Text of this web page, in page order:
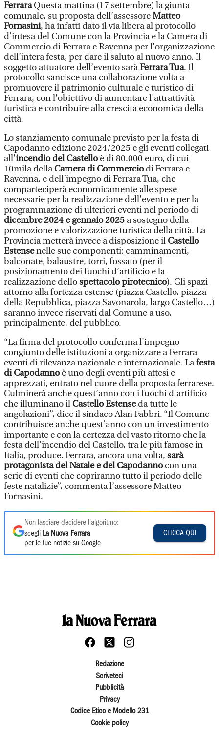
FerraraQuesta mattina (17 settembre) la giunta
comunale, su proposta dell’assessoreMatteo
Fornasini, ha infatti dato il via libera al protocollo
d’intesa del Comune con la Provincia e la Camera di
Commercio di Ferrara e Ravenna per l’organizzazione
dell’intera festa, per dare il saluto al nuovo anno. Il
soggetto attuatore dell’evento saràFerrara Tua. Il
protocollo sancisce una collaborazione volta a
promuovere il patrimonio culturale e turistico di
Ferrara, con l'obiettivo di aumentare l'attrattività
turistica e contribuire alla crescita economica della
città.
Lo stanziamento comunale previsto per la festa di
Capodanno edizione 2024/2025 e gli eventi collegati
all'incendio del Castelloè di 80.000 euro, di cui
10mila dellaCamera di Commerciodi Ferrara e
Ravenna, e dell’impegno di Ferrara Tua, che
comparteciperà economicamente alle spese
necessarie per la realizzazione dell'evento e per la
programmazione di ulteriori eventi nel periodo di
dicembre 2024 e gennaio 2025 a sostegno della
promozione e valorizzazione turistica della città. La
Provincia metterà invece a disposizione il Castello
Estensenelle sue componenti: camminamenti,
balconate, balaustre, torri, fossato (per il
posizionamento dei fuochi d’artificio e la
realizzazione dellospettacolo pirotecnico). Gli spazi
attorno alla fortezza estense (piazza Castello, piazza
della Repubblica, piazza Savonarola, largo Castello…)
saranno invece riservati dal Comune a uso,
principalmente, del pubblico.
“La firma del protocollo conferma l'impegno
congiunto delle istituzioni a organizzare a Ferrara
eventi di rilevanza nazionale e internazionale. Lafesta
di Capodannoè uno degli eventi più attesi e
apprezzati, entrato nel cuore della proposta ferrarese.
Culminerà anche quest’anno con i fuochi d'artificio
che illuminano il Castello Estenseda tutte le
angolazioni”, dice il sindaco Alan Fabbri. “Il Comune
contribuisce anche quest’anno con un investimento
importante e con la certezza del vasto ritorno che la
festa dell’incendio del Castello, tra le più famose in
Italia, produce. Ferrara, ancora una volta, sarà
protagonista del Natale e del Capodannocon una
serie di eventi che copriranno tutto il periodo delle
feste natalizie”, commenta l’assessore Matteo
Fornasini.
Non lasciare decidere l'algoritmo:
scegli La Nuova Ferrara
per le tue notizie su Google
CLICCA QUI
Redazione
Scriveteci
Pubblicità
Privacy
Codice Etico e Modello 231
Cookie policy